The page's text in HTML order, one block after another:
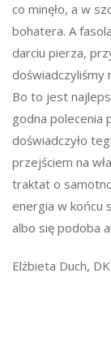
co minęło, a w
bohatera. A
darciu pierza,
doświadczyliśmy
Bo to jest
godna polecenia
doświadczyło
przejściem na
traktat o
energia w końcu
albo się podoba
Elżbieta Duch,